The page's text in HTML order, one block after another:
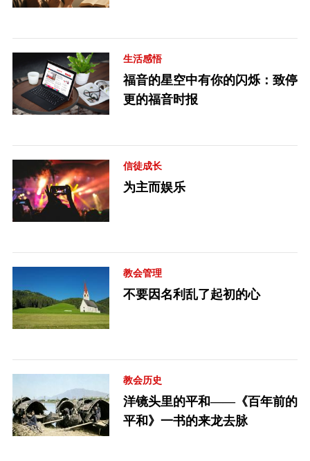
生活感悟
福音的星空中有你的闪烁：致停
更的福音时报
信徒成长
为主而娱乐
教会管理
不要因名利乱了起初的心
教会历史
洋镜头里的平和——《百年前的
平和》一书的来龙去脉